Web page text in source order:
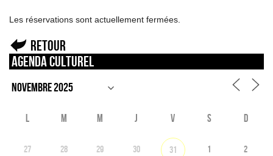
Les réservations sont actuellement fermées.
Retour
Agenda culturel
L M M J V S D
27 28 29 30 31 1 2